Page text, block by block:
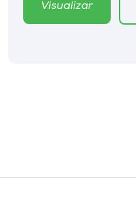
Editora
Visualizar